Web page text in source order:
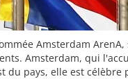
Amsterdam
Amsterdam, qui
du pays, elle est